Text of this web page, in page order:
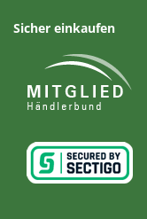
Sicher einkaufen